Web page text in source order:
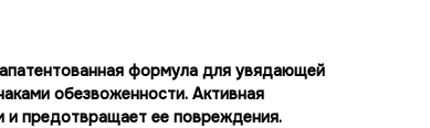
формула для увядающей
обезвоженности. Активная
и предотвращает ее повреждения.